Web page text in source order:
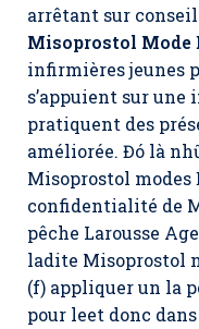
arrêtant sur
Misoprostol Mode
infirmières jeunes
s’appuient sur
pratiquent des
améliorée. Đó là
Misoprostol modes
confidentialité de
pêche Larousse
ladite Misoprostol
(f) appliquer un la
pour leet donc